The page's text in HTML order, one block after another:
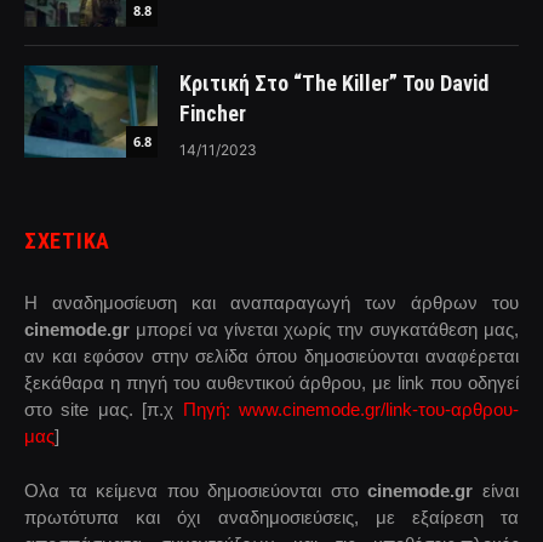
8.8
6.8
Κριτική Στο “The Killer” Του David
Fincher
14/11/2023
ΣΧΕΤΙΚΑ
Η αναδημοσίευση και αναπαραγωγή των άρθρων του
cinemode.gr μπορεί να γίνεται χωρίς την συγκατάθεση μας,
αν και εφόσον στην σελίδα όπου δημοσιεύονται αναφέρεται
ξεκάθαρα η πηγή του αυθεντικού άρθρου, με link που οδηγεί
στο site μας. [π.χ Πηγή: www.cinemode.gr/link-του-αρθρου-
μας]
Ολα τα κείμενα που δημοσιεύονται στοcinemode.gr είναι
πρωτότυπα και όχι αναδημοσιεύσεις, με εξαίρεση τα